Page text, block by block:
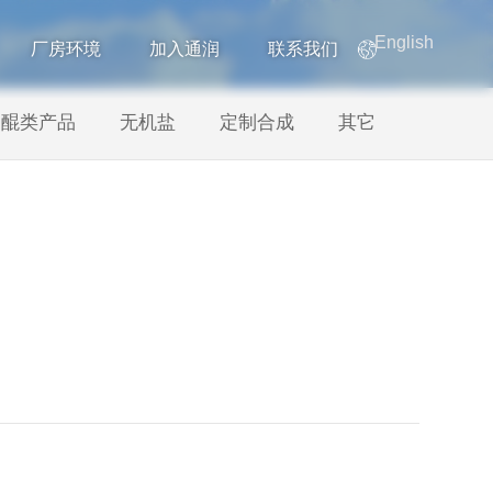
厂房环境 加入通润 联系我们 English
醌类产品 无机盐 定制合成 其它